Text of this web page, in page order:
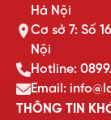
Hà Nội
Cơ sở 7: Số
Nội
Hotline:
Email:
THÔNG TIN